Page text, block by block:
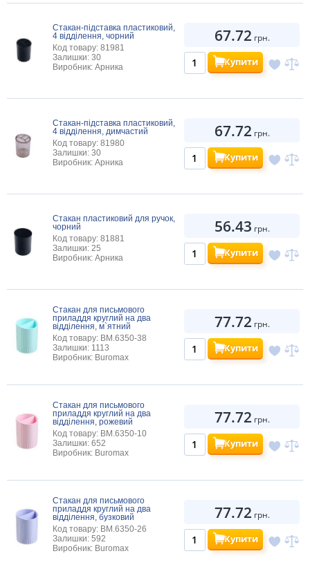
Стакан-підставка пластиковий,
4 відділення, чорний
Код товару: 81981
Залишки: 30
Виробник: Арника
67.72 грн.
Купити
Стакан-підставка пластиковий,
4 відділення, димчастий
Код товару: 81980
Залишки: 30
Виробник: Арника
67.72 грн.
Купити
Стакан пластиковий для ручок,
чорний
Код товару: 81881
Залишки: 25
Виробник: Арника
56.43 грн.
Купити
Стакан для письмового
приладдя круглий на два
відділення, м`ятний
Код товару: BM.6350-38
Залишки: 1113
Виробник: Buromax
77.72 грн.
Купити
Стакан для письмового
приладдя круглий на два
відділення, рожевий
Код товару: BM.6350-10
Залишки: 652
Виробник: Buromax
77.72 грн.
Купити
Стакан для письмового
приладдя круглий на два
відділення, бузковий
Код товару: BM.6350-26
Залишки: 592
Виробник: Buromax
77.72 грн.
Купити